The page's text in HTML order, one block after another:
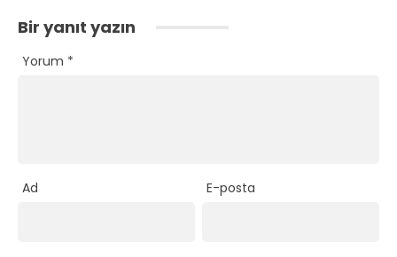
Bir yanıt yazın
Yorum *
Ad E-posta